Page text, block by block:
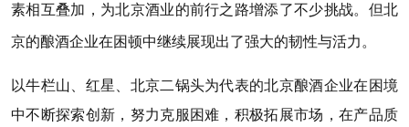
素相互叠加，为北京酒业的前行之路增添了不少挑战。但北
京的酿酒企业在困顿中继续展现出了强大的韧性与活力。
以牛栏山、红星、北京二锅头为代表的北京酿酒企业在困境
中不断探索创新，努力克服困难，积极拓展市场，在产品质